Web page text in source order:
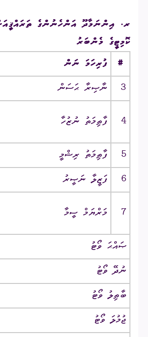
ރ. އިންނަމާދޫ އަންހެނުންގެ
ކޮމިޓީގެ މެންބަރު
ފުރިހަމަ ނަން
#
ނާޞިރާ ޙަސަން 3
ފާޠިމަތު ނުޒުހާ 4
ފާޠިމަތު ރިޝްމީ
5
ފަޒީލާ ނަޞީރު 6
މަރްޔަމް ސީމާ 7
ޞައްޙަ ވޯޓު
ނުދޭ ވޯޓު
ބާޠިލު ވޯޓު
ޖުމުލަ ވޯޓު